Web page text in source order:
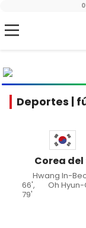
Deportes |
Corea del
Hwang In-
66',
Oh Hyun-
79'